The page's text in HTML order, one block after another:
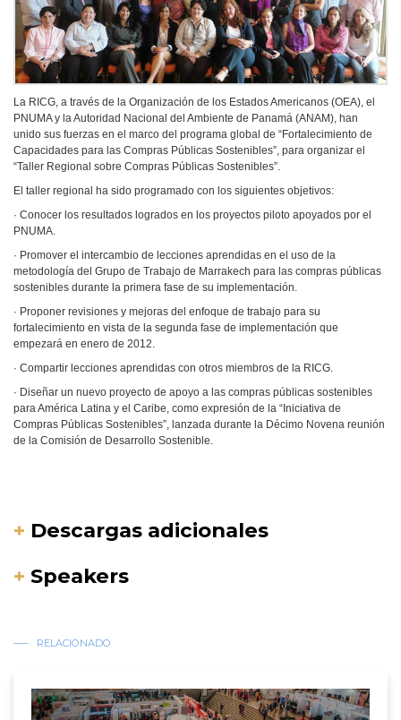
La RICG, a través de la Organización de los Estados Americanos (OEA), el
PNUMA y la Autoridad Nacional del Ambiente de Panamá (ANAM), han
unido sus fuerzas en el marco del programa global de “Fortalecimiento de
Capacidades para las Compras Públicas Sostenibles”, para organizar el
“Taller Regional sobre Compras Públicas Sostenibles”.
El taller regional ha sido programado con los siguientes objetivos:
· Conocer los resultados logrados en los proyectos piloto apoyados por el
PNUMA.
· Promover el intercambio de lecciones aprendidas en el uso de la
metodología del Grupo de Trabajo de Marrakech para las compras públicas
sostenibles durante la primera fase de su implementación.
· Proponer revisiones y mejoras del enfoque de trabajo para su
fortalecimiento en vista de la segunda fase de implementación que
empezará en enero de 2012.
· Compartir lecciones aprendidas con otros miembros de la RICG.
· Diseñar un nuevo proyecto de apoyo a las compras públicas sostenibles
para América Latina y el Caribe, como expresión de la “Iniciativa de
Compras Públicas Sostenibles”, lanzada durante la Décimo Novena reunión
de la Comisión de Desarrollo Sostenible.
+ Descargas adicionales
+ Speakers
RELACIONADO